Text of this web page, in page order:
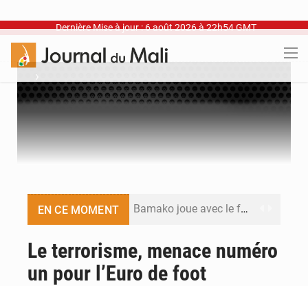
Dernière Mise à jour : 6 août 2026 à 22h54 GMT
›
EN CE MOMENT Bamako joue avec le feu
Le terrorisme, menace numéro
un pour l’Euro de foot